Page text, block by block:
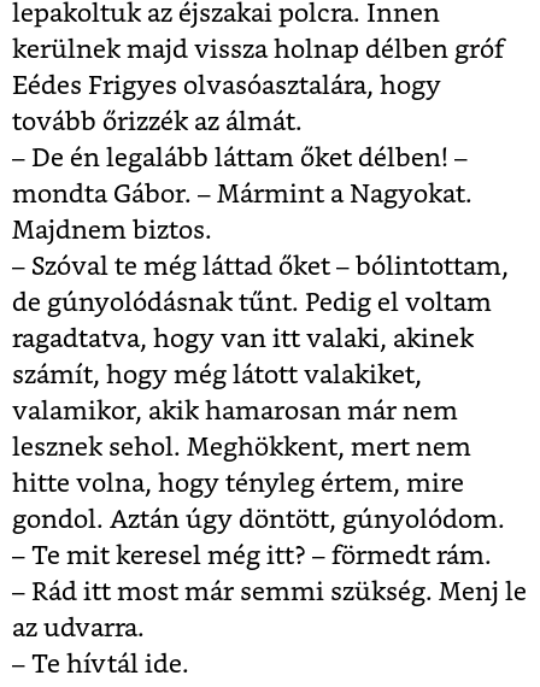
lepakoltuk az éjszakai polcra. Innen
kerülnek majd vissza holnap délben gróf
Eédes Frigyes olvasóasztalára, hogy
tovább őrizzék az álmát.
– De én legalább láttam őket délben! –
mondta Gábor. – Mármint a Nagyokat.
Majdnem biztos.
– Szóval te még láttad őket – bólintottam,
de gúnyolódásnak tűnt. Pedig el voltam
ragadtatva, hogy van itt valaki, akinek
számít, hogy még látott valakiket,
valamikor, akik hamarosan már nem
lesznek sehol. Meghökkent, mert nem
hitte volna, hogy tényleg értem, mire
gondol. Aztán úgy döntött, gúnyolódom.
– Te mit keresel még itt? – förmedt rám.
– Rád itt most már semmi szükség. Menj le
az udvarra.
– Te hívtál ide.